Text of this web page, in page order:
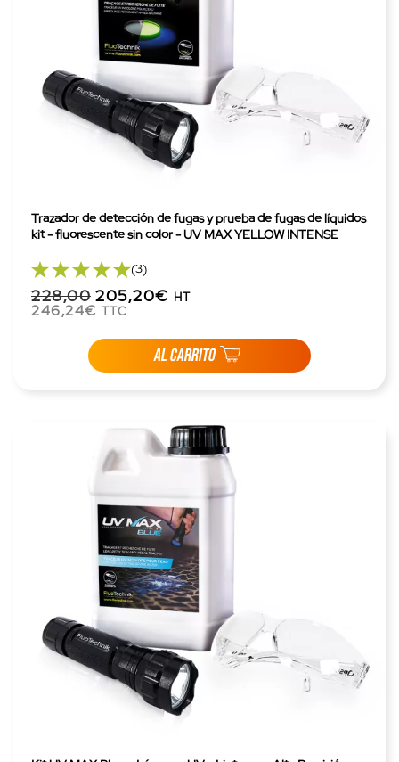
Trazador de detección de fugas y prueba de fugas de líquidos
kit - fluorescente sin color - UV MAX YELLOW INTENSE
(3)
228,00 205,20€ HT
246,24€ TTC
AL CARRITO